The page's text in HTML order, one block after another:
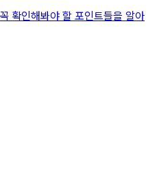
확인해봐야 할 포인트들을 알아